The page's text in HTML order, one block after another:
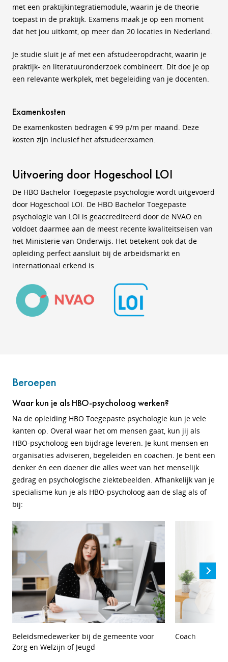
met een praktijkintegratiemodule, waarin je de theorie
toepast in de praktijk. Examens maak je op een moment
dat het jou uitkomt, op meer dan 20 locaties in Nederland.
Je studie sluit je af met een afstudeeropdracht, waarin je
praktijk- en literatuuronderzoek combineert. Dit doe je op
een relevante werkplek, met begeleiding van je docenten.
Examenkosten
De examenkosten bedragen € 99 p/m per maand. Deze
kosten zijn inclusief het afstudeerexamen.
Uitvoering door Hogeschool LOI
De HBO Bachelor Toegepaste psychologie wordt uitgevoerd
door Hogeschool LOI. De HBO Bachelor Toegepaste
psychologie van LOI is geaccrediteerd door de NVAO en
voldoet daarmee aan de meest recente kwaliteitseisen van
het Ministerie van Onderwijs. Het betekent ook dat de
opleiding perfect aansluit bij de arbeidsmarkt en
internationaal erkend is.
Beroepen
Waar kun je als HBO-psycholoog werken?
Na de opleiding HBO Toegepaste psychologie kun je vele
kanten op. Overal waar het om mensen gaat, kun jij als
HBO-psycholoog een bijdrage leveren. Je kunt mensen en
organisaties adviseren, begeleiden en coachen. Je bent een
denker én een doener die alles weet van het menselijk
gedrag en psychologische ziektebeelden. Afhankelijk van je
specialisme kun je als HBO-psycholoog aan de slag als of
bij:
Beleidsmedewerker bij de gemeente voor
Zorg en Welzijn of Jeugd
Coach